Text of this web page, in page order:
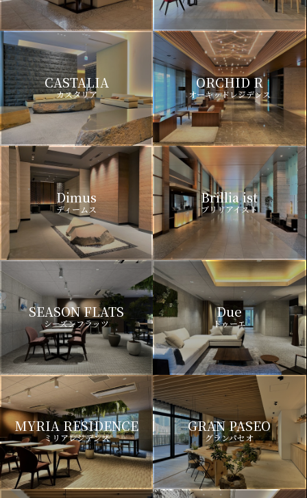
CASTALIA
カスタリア
ORCHID R
オーキッドレジデンス
Dimus
ディームス
Brillia ist
ブリリアイスト
SEASON FLATS
シーズンフラッツ
Due
ドゥーエ
MYRIA RESIDENCE
ミリアレジデンス
GRAN PASEO
グランパセオ